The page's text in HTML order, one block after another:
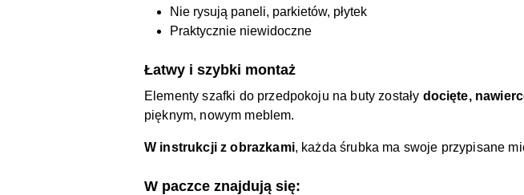
Nie rysują paneli, parkietów, płytek
Praktycznie niewidoczne
Łatwy i szybki montaż
Elementy szafki do przedpokoju na buty zostały docięte,
pięknym, nowym meblem.
W instrukcji z obrazkami, każda śrubka ma swoje przypisane
W paczce znajdują się: